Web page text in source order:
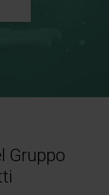
Gruppo